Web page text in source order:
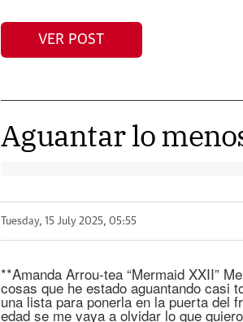
VER POST
Aguantar lo
Tuesday, 15 July 2025, 05:55
**Amanda Arrou-tea “Mermaid XXII”
cosas que he estado aguantando casi
una lista para ponerla en la puerta del
edad se me vaya a olvidar lo que